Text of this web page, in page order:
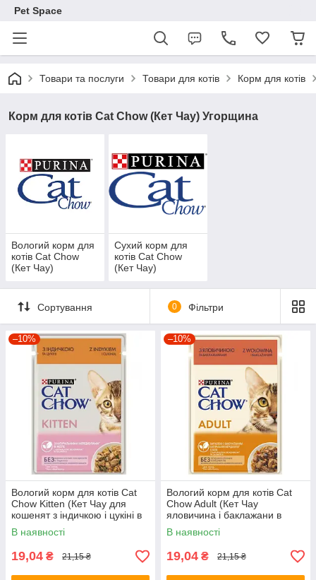
Pet Space
Товари та послуги Товари для котів Корм для котів
Корм для котів Cat Chow (Кет Чау) Угорщина
Вологий корм для
котів Cat Chow
(Кет Чау)
Сухий корм для
котів Cat Chow
(Кет Чау)
Сортування 0 Фільтри
–10%
Вологий корм для котів Cat
Chow Kitten (Кет Чау для
кошенят з індичкою і цукіні в
желе), 85г.
В наявності
19,04 ₴ 21,15 ₴
–10%
Вологий корм для котів Cat
Chow Adult (Кет Чау
яловичина і баклажани в
желе), 85г.
В наявності
19,04 ₴ 21,15 ₴